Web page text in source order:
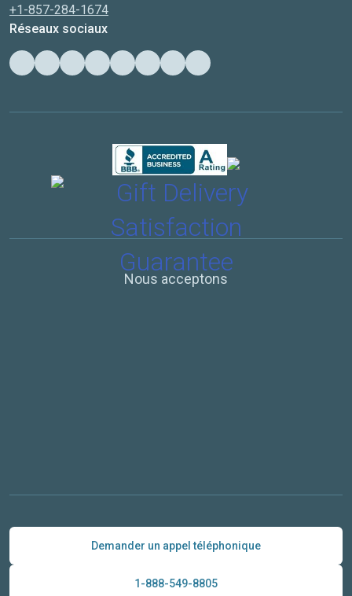
+1-857-284-1674
Réseaux sociaux
Nous acceptons
Demander un appel téléphonique
1-888-549-8805